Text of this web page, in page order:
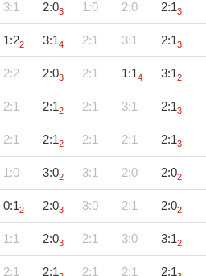
3:1 2:03 1:0 2:0 2:13
1:22 3:14 2:1 3:1 2:13
2:2 2:03 2:1 1:14 3:12
2:1 2:12 2:1 3:1 2:13
2:1 2:12 2:1 2:1 2:13
1:0 3:02 3:1 2:0 2:02
0:12 2:03 3:0 2:1 2:02
1:1 2:03 2:1 3:0 3:12
2:1 2:1 2:1 2:1 2:1